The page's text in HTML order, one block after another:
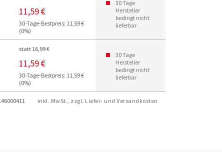
11,59 €
30-Tage-Bestpreis: 11,59 €
(0%)
30 Tage
Hersteller
bedingt nicht
lieferbar
statt 16,99 €
11,59 €
30-Tage-Bestpreis: 11,59 €
(0%)
30 Tage
Hersteller
bedingt nicht
lieferbar
inkl. MwSt., zzgl. Liefer- und Versandkosten